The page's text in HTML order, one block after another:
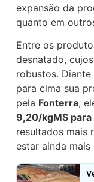
expansão da
quanto em
Entre os
desnatado,
robustos.
para cima sua
pela Fonterra,
9,20/kgMS
resultados mais
estar ainda